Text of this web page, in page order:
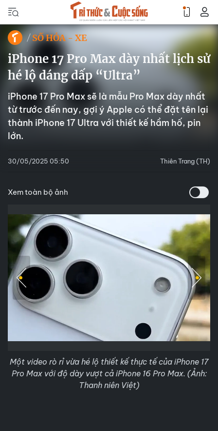
SỐ HÓA - XE
iPhone 17 Pro Max dày nhất lịch sử
hé lộ dáng dấp “Ultra”
iPhone 17 Pro Max sẽ là mẫu Pro Max dày nhất
từ trước đến nay, gợi ý Apple có thể đặt tên lại
thành iPhone 17 Ultra với thiết kế hầm hố, pin
lớn.
30/05/2025 05:50 Thiên Trang (TH)
Xem toàn bộ ảnh
Một video rò rỉ vừa hé lộ thiết kế thực tế của iPhone 17
Pro Max với độ dày vượt cả iPhone 16 Pro Max. (Ảnh:
Thanh niên Việt)